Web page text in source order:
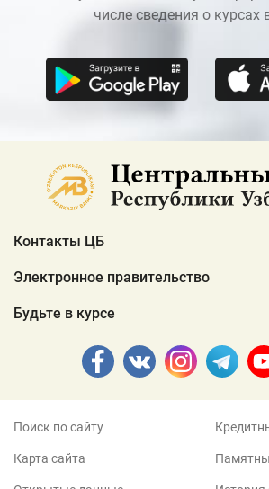
числе сведения о курсах
Контакты ЦБ
Электронное правительство
Будьте в курсе
Поиск по сайту
Карта сайта